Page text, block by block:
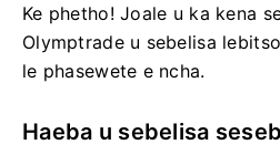
Ke phetho! Joale u ka kena
Olymptrade u sebelisa
le phasewete e ncha.
Haeba u sebelisa